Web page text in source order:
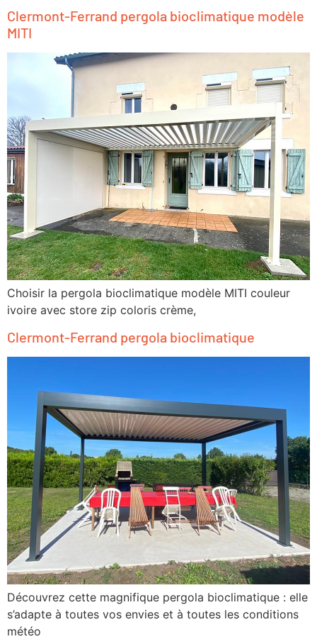
Clermont-Ferrand pergola bioclimatique modèle
MITI
Choisir la pergola bioclimatique modèle MITI couleur
ivoire avec store zip coloris crème,
Clermont-Ferrand pergola bioclimatique
Découvrez cette magnifique pergola bioclimatique : elle
s’adapte à toutes vos envies et à toutes les conditions
météo